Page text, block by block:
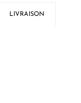
LIVRAISON